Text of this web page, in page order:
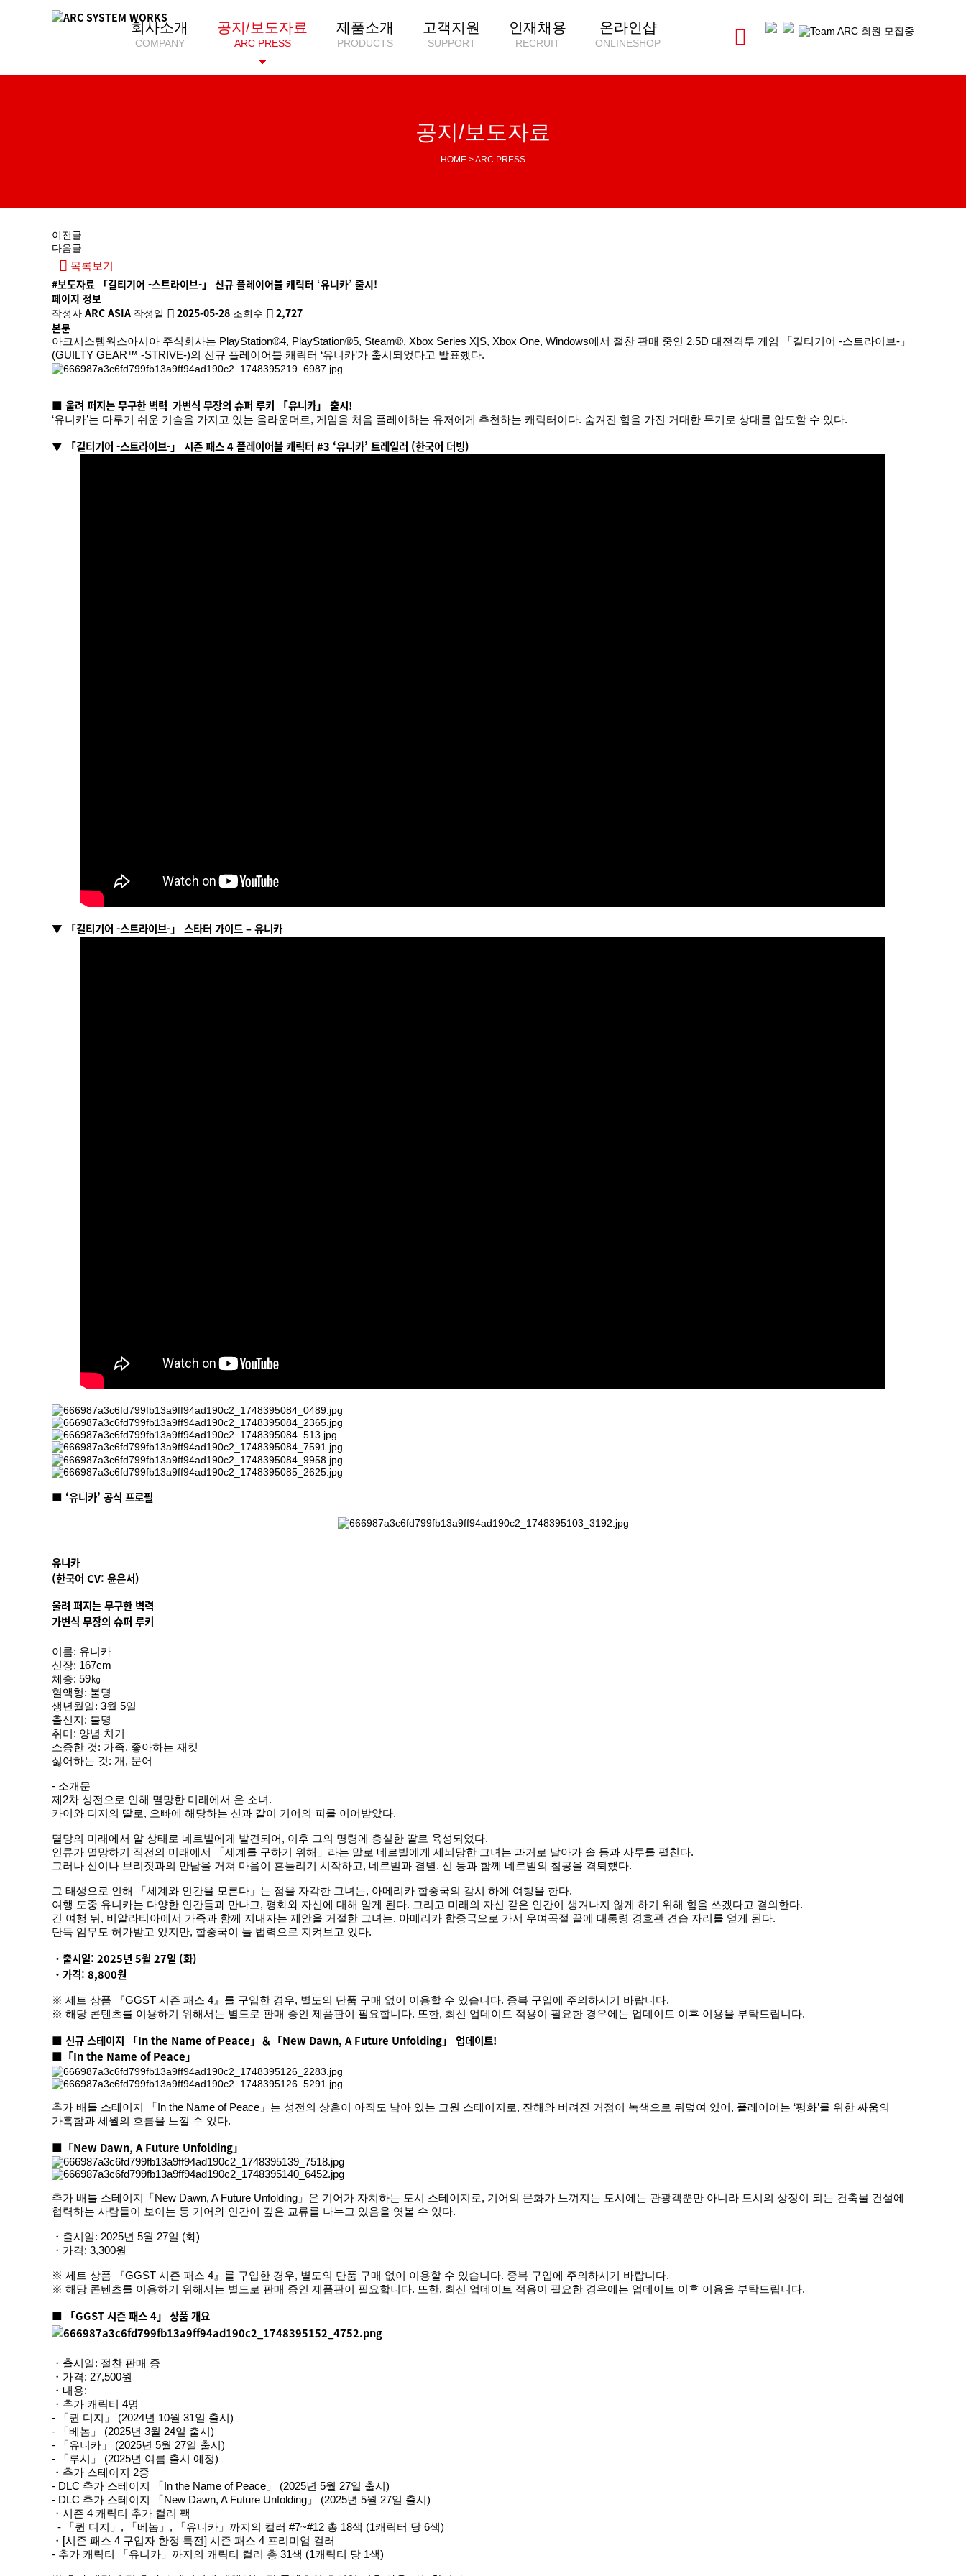
회사소개
COMPANY
공지/보도자료
ARC PRESS
제품소개
PRODUCTS
고객지원
SUPPORT
인재채용
RECRUIT
온라인샵
ONLINESHOP
공지/보도자료
HOME > ARC PRESS
이전글
다음글
목록보기
#보도자료
「길티기어 -스트라이브-」 신규 플레이어블 캐릭터 ‘유니카’ 출시!
페이지 정보
작성자 ARC ASIA 작성일 2025-05-28 조회수
2,727
본문
아크시스템웍스아시아 주식회사는 PlayStation®4, PlayStation®5, Steam®, Xbox Series X|S, Xbox One, Windows에서 절찬 판매 중인 2.5D 대전격투 게임 「길티기어 -스트라이브-」
(GUILTY GEAR™ -STRIVE-)의 신규 플레이어블 캐릭터 ‘유니카’가 출시되었다고 발표했다.
■ 울려 퍼지는 무구한 벽력 가변식 무장의 슈퍼 루키 「유니카」 출시!
‘유니카’는 다루기 쉬운 기술을 가지고 있는 올라운더로, 게임을 처음 플레이하는 유저에게 추천하는 캐릭터이다. 숨겨진 힘을 가진 거대한 무기로 상대를 압도할 수 있다.
▼ 「길티기어 -스트라이브-」 시즌 패스 4 플레이어블 캐릭터 #3 ‘유니카’ 트레일러 (한국어 더빙)
▼ 「길티기어 -스트라이브-」 스타터 가이드 – 유니카
■ ‘유니카’ 공식 프로필
유니카
(한국어 CV: 윤은서)
울려 퍼지는 무구한 벽력
가변식 무장의 슈퍼 루키
이름: 유니카
신장: 167cm
체중: 59㎏
혈액형: 불명
생년월일: 3월 5일
출신지: 불명
취미: 양념 치기
소중한 것: 가족, 좋아하는 재킷
싫어하는 것: 개, 문어
- 소개문
제2차 성전으로 인해 멸망한 미래에서 온 소녀.
카이와 디지의 딸로, 오빠에 해당하는 신과 같이 기어의 피를 이어받았다.
멸망의 미래에서 알 상태로 네르빌에게 발견되어, 이후 그의 명령에 충실한 딸로 육성되었다.
인류가 멸망하기 직전의 미래에서 「세계를 구하기 위해」라는 말로 네르빌에게 세뇌당한 그녀는 과거로 날아가 솔 등과 사투를 펼친다.
그러나 신이나 브리짓과의 만남을 거쳐 마음이 흔들리기 시작하고, 네르빌과 결별. 신 등과 함께 네르빌의 침공을 격퇴했다.
그 태생으로 인해 「세계와 인간을 모른다」는 점을 자각한 그녀는, 아메리카 합중국의 감시 하에 여행을 한다.
여행 도중 유니카는 다양한 인간들과 만나고, 평화와 자신에 대해 알게 된다. 그리고 미래의 자신 같은 인간이 생겨나지 않게 하기 위해 힘을 쓰겠다고 결의한다.
긴 여행 뒤, 비알라티아에서 가족과 함께 지내자는 제안을 거절한 그녀는, 아메리카 합중국으로 가서 우여곡절 끝에 대통령 경호관 견습 자리를 얻게 된다.
단독 임무도 허가받고 있지만, 합중국이 늘 법력으로 지켜보고 있다.
・출시일: 2025년 5월 27일 (화)
・가격: 8,800원
※ 세트 상품 『GGST 시즌 패스 4』를 구입한 경우, 별도의 단품 구매 없이 이용할 수 있습니다. 중복 구입에 주의하시기 바랍니다.
※ 해당 콘텐츠를 이용하기 위해서는 별도로 판매 중인 제품판이 필요합니다. 또한, 최신 업데이트 적용이 필요한 경우에는 업데이트 이후 이용을 부탁드립니다.
■ 신규 스테이지 「In the Name of Peace」＆「New Dawn, A Future Unfolding」 업데이트!
■「In the Name of Peace」
추가 배틀 스테이지 「In the Name of Peace」는 성전의 상흔이 아직도 남아 있는 고원 스테이지로, 잔해와 버려진 거점이 녹색으로 뒤덮여 있어, 플레이어는 ‘평화’를 위한 싸움의
가혹함과 세월의 흐름을 느낄 수 있다.
■「New Dawn, A Future Unfolding」
추가 배틀 스테이지「New Dawn, A Future Unfolding」은 기어가 자치하는 도시 스테이지로, 기어의 문화가 느껴지는 도시에는 관광객뿐만 아니라 도시의 상징이 되는 건축물 건설에
협력하는 사람들이 보이는 등 기어와 인간이 깊은 교류를 나누고 있음을 엿볼 수 있다.
・출시일: 2025년 5월 27일 (화)
・가격: 3,300원
※ 세트 상품 『GGST 시즌 패스 4』를 구입한 경우, 별도의 단품 구매 없이 이용할 수 있습니다. 중복 구입에 주의하시기 바랍니다.
※ 해당 콘텐츠를 이용하기 위해서는 별도로 판매 중인 제품판이 필요합니다. 또한, 최신 업데이트 적용이 필요한 경우에는 업데이트 이후 이용을 부탁드립니다.
■ 「GGST 시즌 패스 4」 상품 개요
・출시일: 절찬 판매 중
・가격: 27,500원
・내용:
・추가 캐릭터 4명
‐ 「퀸 디지」 (2024년 10월 31일 출시)
‐ 「베놈」 (2025년 3월 24일 출시)
‐ 「유니카」 (2025년 5월 27일 출시)
‐ 「루시」 (2025년 여름 출시 예정)
・추가 스테이지 2종
‐ DLC 추가 스테이지 「In the Name of Peace」 (2025년 5월 27일 출시)
‐ DLC 추가 스테이지 「New Dawn, A Future Unfolding」 (2025년 5월 27일 출시)
・시즌 4 캐릭터 추가 컬러 팩
- 「퀸 디지」, 「베놈」, 「유니카」까지의 컬러 #7~#12 총 18색 (1캐릭터 당 6색)
・[시즌 패스 4 구입자 한정 특전] 시즌 패스 4 프리미엄 컬러
- 추가 캐릭터 「유니카」까지의 캐릭터 컬러 총 31색 (1캐릭터 당 1색)